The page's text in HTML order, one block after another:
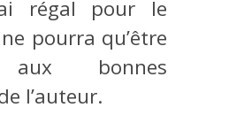
régal pour le
pourra qu’être
aux bonnes
l’auteur.